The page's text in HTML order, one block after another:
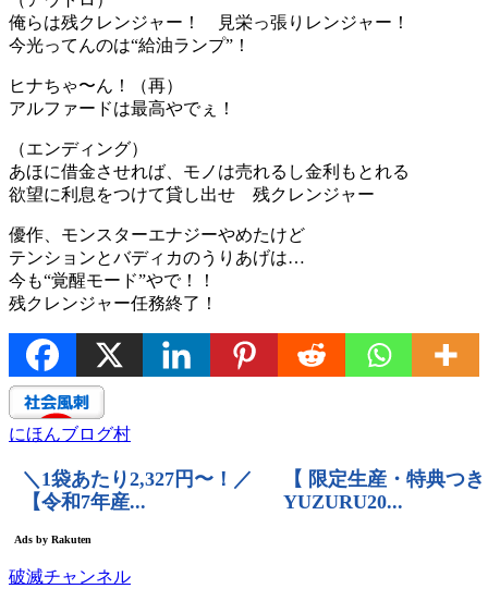
俺らは残クレンジャー！ 見栄っ張りレンジャー！
今光ってんのは“給油ランプ”！
ヒナちゃ〜ん！（再）
アルファードは最高やでぇ！
（エンディング）
あほに借金させれば、モノは売れるし金利もとれる
欲望に利息をつけて貸し出せ 残クレンジャー
優作、モンスターエナジーやめたけど
テンションとバディカのうりあげは…
今も“覚醒モード”やで！！
残クレンジャー任務終了！
にほんブログ村
破滅チャンネル